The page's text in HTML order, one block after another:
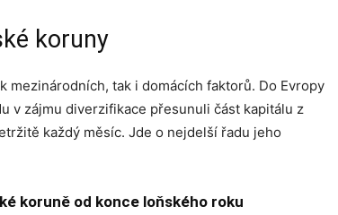
koruny
mezinárodních, tak i domácích faktorů. Do Evropy
v zájmu diverzifikace přesunuli část kapitálu z
každý měsíc. Jde o nejdelší řadu jeho
koruně od konce loňského roku